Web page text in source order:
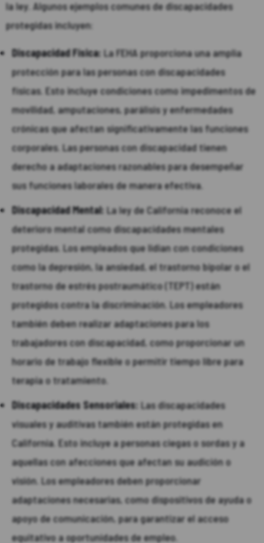
la ley. Algunos ejemplos comunes de discapacidades
protegidas incluyen:
Discapacidad Física: La FEHA proporciona una amplia
protección para las personas con discapacidades
físicas. Esto incluye condiciones como impedimentos de
movilidad, amputaciones, parálisis y enfermedades
crónicas que afectan significativamente las funciones
corporales. Las personas con discapacidad tienen
derecho a adaptaciones razonables para desempeñar
sus funciones laborales de manera efectiva.
Discapacidad Mental: La ley de California reconoce el
deterioro mental como discapacidades mentales
protegidas. Los empleados que lidian con condiciones
como la depresión, la ansiedad, el trastorno bipolar o el
trastorno de estrés postraumático (TEPT) están
protegidos contra la discriminación. Los empleadores
también deben realizar adaptaciones para los
trabajadores con discapacidad, como proporcionar un
horario de trabajo flexible o permitir tiempo libre para
terapia o tratamiento.
Discapacidades Sensoriales: Las discapacidades
visuales y auditivas también están protegidas en
California. Esto incluye a personas ciegas o sordas y a
aquellas con afecciones que afectan su audición o
visión. Los empleadores deben proporcionar
adaptaciones necesarias, como dispositivos de ayuda o
apoyo de comunicación, para garantizar el acceso
equitativo a oportunidades de empleo.